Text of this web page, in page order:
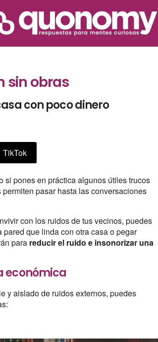
sin obras
con poco dinero
TikTok
si pones en práctica algunos útiles trucos
pasar hasta las conversaciones
con los ruidos de tus vecinos, puedes
que linda con otra casa o pegar
para reducir el ruido e insonorizar una
económica
y aislado de ruidos externos, puedes